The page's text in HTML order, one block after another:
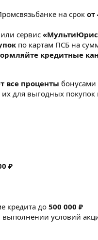
на срок от
или сервис
по картам ПСБ на
кредитные
все проценты бонусами
для выгодных
₽
кредита до 500 000 ₽
условий